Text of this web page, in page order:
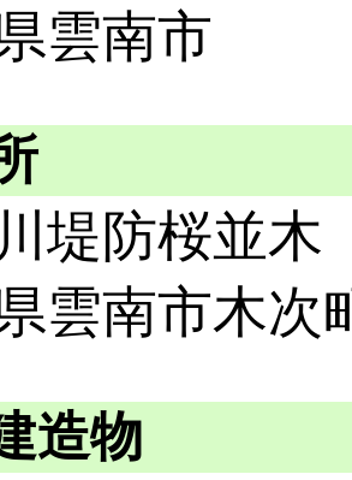
雲南市
堤防桜並木
雲南市木次
造物